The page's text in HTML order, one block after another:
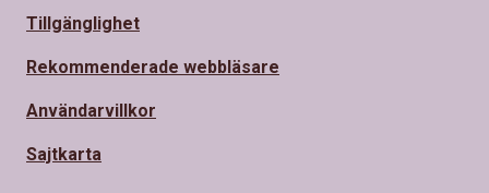
Tillgänglighet
Rekommenderade webbläsare
Användarvillkor
Sajtkarta